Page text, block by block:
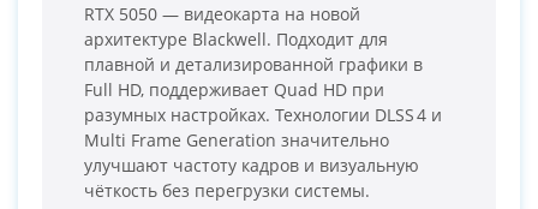
RTX 5050 — видеокарта на новой
архитектуре Blackwell. Подходит для
плавной и детализированной графики в
Full HD, поддерживает Quad HD при
разумных настройках. Технологии DLSS 4 и
Multi Frame Generation значительно
улучшают частоту кадров и визуальную
чёткость без перегрузки системы.